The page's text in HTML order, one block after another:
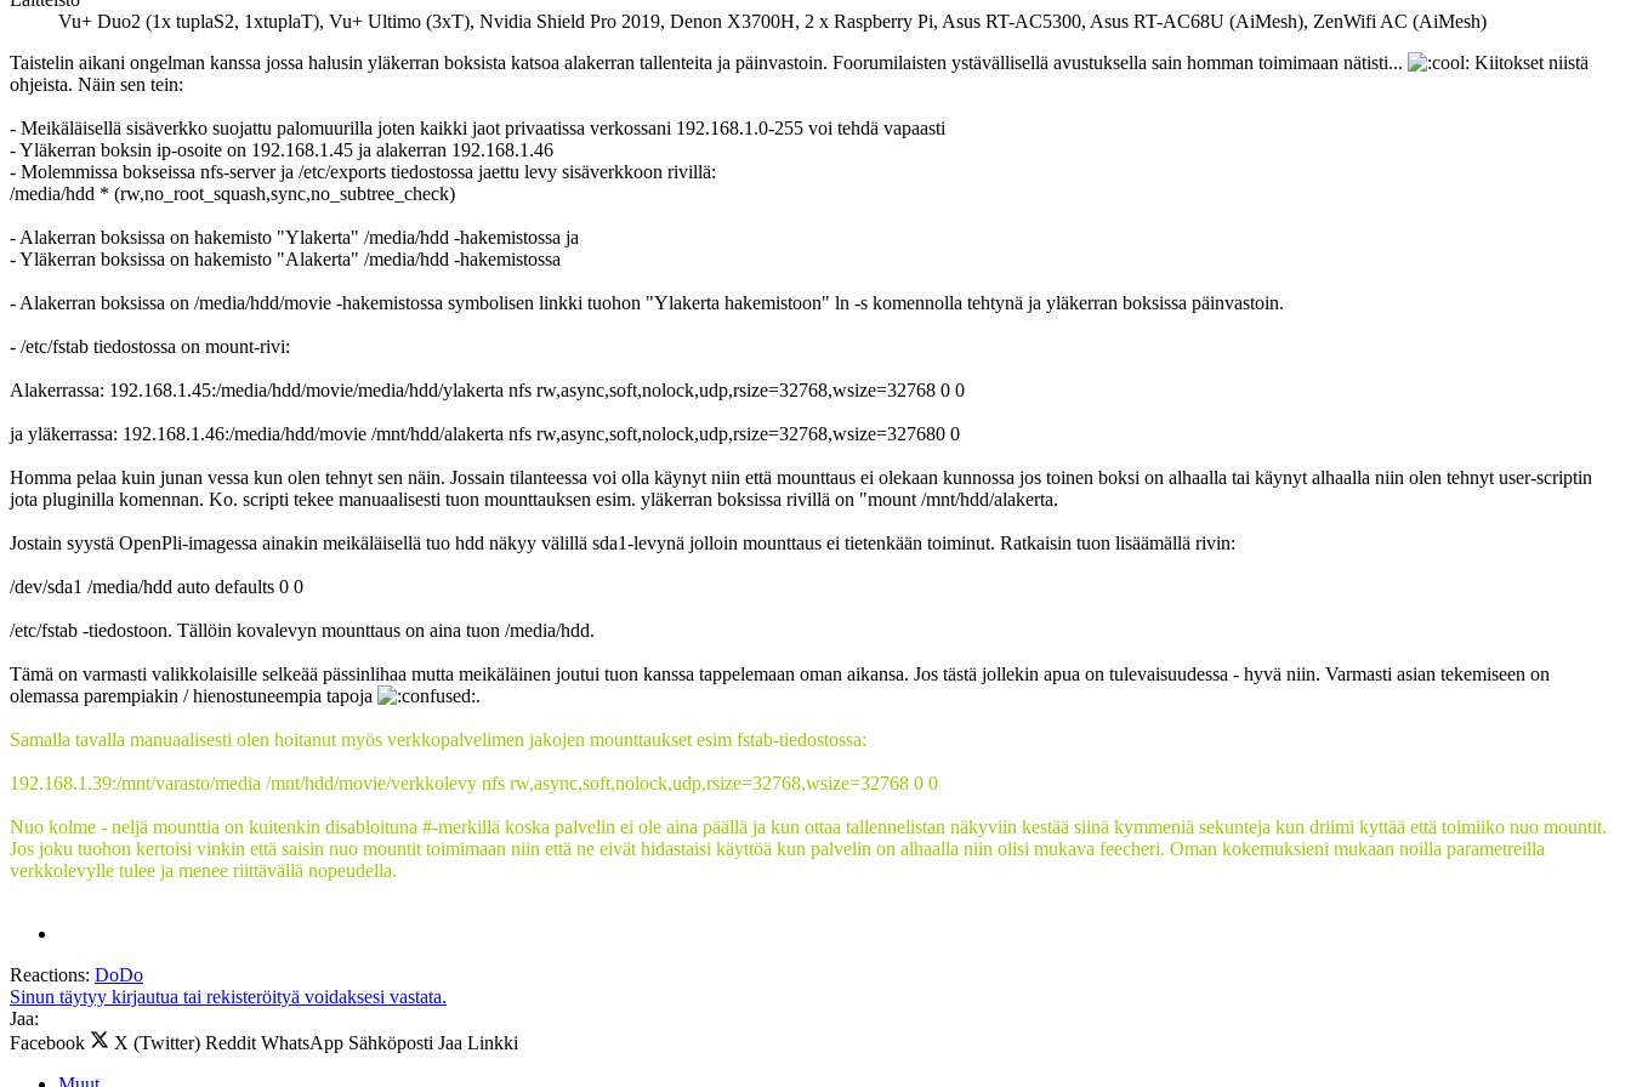
Vu+ Duo2 (1x tuplaS2, 1xtuplaT), Vu+ Ultimo (3xT), Nvidia Shield Pro 2019, Denon X3700H, 2 x Raspberry Pi, Asus RT-AC5300, Asus RT-AC68U (AiMesh), ZenWifi AC (AiMesh)
Taistelin aikani ongelman kanssa jossa halusin yläkerran boksista katsoa alakerran tallenteita ja päinvastoin. Foorumilaisten ystävällisellä avustuksella sain homman toimimaan nätisti...
Kiitokset niistä
ohjeista. Näin sen tein:
- Meikäläisellä sisäverkko suojattu palomuurilla joten kaikki jaot privaatissa verkossani 192.168.1.0-255 voi tehdä vapaasti
- Yläkerran boksin ip-osoite on 192.168.1.45 ja alakerran 192.168.1.46
- Molemmissa bokseissa nfs-server ja /etc/exports tiedostossa jaettu levy sisäverkkoon rivillä:
/media/hdd * (rw,no_root_squash,sync,no_subtree_check)
- Alakerran boksissa on hakemisto "Ylakerta" /media/hdd -hakemistossa ja
- Yläkerran boksissa on hakemisto "Alakerta" /media/hdd -hakemistossa
- Alakerran boksissa on /media/hdd/movie -hakemistossa symbolisen linkki tuohon "Ylakerta hakemistoon" ln -s komennolla tehtynä ja yläkerran boksissa päinvastoin.
- /etc/fstab tiedostossa on mount-rivi:
Alakerrassa: 192.168.1.45:/media/hdd/movie/media/hdd/ylakerta nfs rw,async,soft,nolock,udp,rsize=32768,wsize=32768 0 0
ja yläkerrassa: 192.168.1.46:/media/hdd/movie /mnt/hdd/alakerta nfs rw,async,soft,nolock,udp,rsize=32768,wsize=327680 0
Homma pelaa kuin junan vessa kun olen tehnyt sen näin. Jossain tilanteessa voi olla käynyt niin että mounttaus ei olekaan kunnossa jos toinen boksi on alhaalla tai käynyt alhaalla niin olen tehnyt user-scriptin
jota pluginilla komennan. Ko. scripti tekee manuaalisesti tuon mounttauksen esim. yläkerran boksissa rivillä on "mount /mnt/hdd/alakerta.
Jostain syystä OpenPli-imagessa ainakin meikäläisellä tuo hdd näkyy välillä sda1-levynä jolloin mounttaus ei tietenkään toiminut. Ratkaisin tuon lisäämällä rivin:
/dev/sda1 /media/hdd auto defaults 0 0
/etc/fstab -tiedostoon. Tällöin kovalevyn mounttaus on aina tuon /media/hdd.
Tämä on varmasti valikkolaisille selkeää pässinlihaa mutta meikäläinen joutui tuon kanssa tappelemaan oman aikansa. Jos tästä jollekin apua on tulevaisuudessa - hyvä niin. Varmasti asian tekemiseen on
olemassa parempiakin / hienostuneempia tapoja
.
Samalla tavalla manuaalisesti olen hoitanut myös verkkopalvelimen jakojen mounttaukset esim fstab-tiedostossa:
192.168.1.39:/mnt/varasto/media /mnt/hdd/movie/verkkolevy nfs rw,async,soft,nolock,udp,rsize=32768,wsize=32768 0 0
Nuo kolme - neljä mounttia on kuitenkin disabloituna #-merkillä koska palvelin ei ole aina päällä ja kun ottaa tallennelistan näkyviin kestää siinä kymmeniä sekunteja kun driimi kyttää että toimiiko nuo mountit.
Jos joku tuohon kertoisi vinkin että saisin nuo mountit toimimaan niin että ne eivät hidastaisi käyttöä kun palvelin on alhaalla niin olisi mukava feecheri. Oman kokemuksieni mukaan noilla parametreilla
verkkolevylle tulee ja menee riittävällä nopeudella.
Reactions: DoDo
Sinun täytyy kirjautua tai rekisteröityä voidaksesi vastata.
Jaa:
Facebook
X (Twitter) Reddit WhatsApp Sähköposti Jaa Linkki